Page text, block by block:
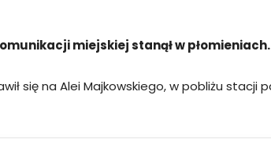
miejskiej stanął w płomieniach.
się na Alei Majkowskiego, w pobliżu stacji